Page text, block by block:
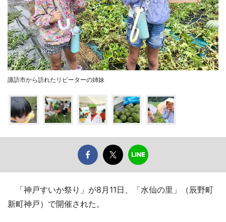
諏訪市から訪れたリピーターの姉妹
「神戸すいか祭り」が8月11日、「水仙の里」（辰野町
新町神戸）で開催された。